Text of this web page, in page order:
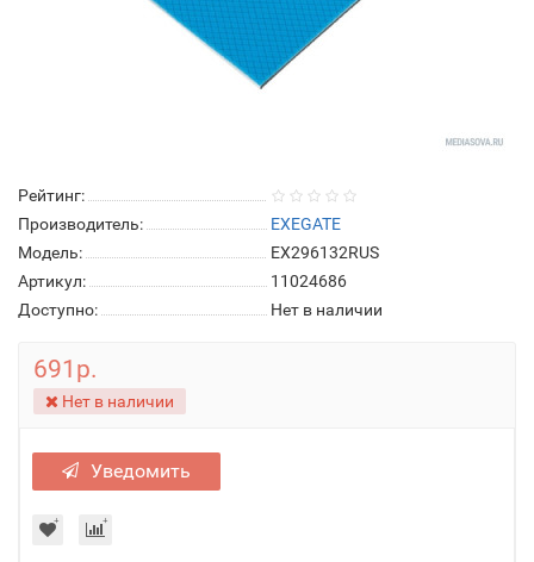
Рейтинг:
Производитель:
EXEGATE
Модель:
EX296132RUS
Артикул:
11024686
Доступно:
Нет в наличии
691р.
Нет в наличии
Уведомить